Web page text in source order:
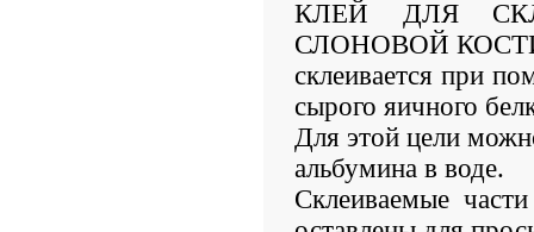
КЛЕЙ ДЛЯ
СЛОНОВОЙ КОСТИ.
склеивается при
сырого яичного
Для этой цели
альбумина в воде.
Склеиваемые